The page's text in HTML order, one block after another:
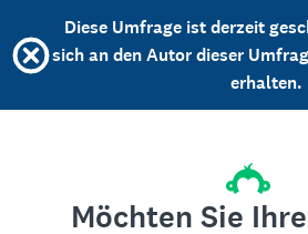
Diese Umfrage ist derzeit
sich an den Autor dieser
erhalten.
Möchten Sie